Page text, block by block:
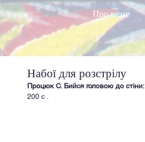
Про мене
Набої для розстрілу
Процюк С. Бийся головою до стіни:
200 с .